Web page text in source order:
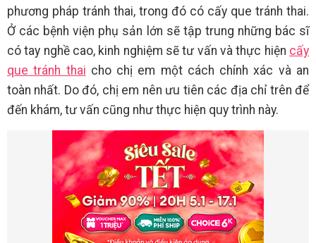
phương pháp tránh thai, trong đó có cấy que tránh thai.
Ở các bệnh viện phụ sản lớn sẽ tập trung những bác sĩ
có tay nghề cao, kinh nghiệm sẽ tư vấn và thực hiện cấy
que tránh thai cho chị em một cách chính xác và an
toàn nhất. Do đó, chị em nên ưu tiên các địa chỉ trên để
đến khám, tư vấn cũng như thực hiện quy trình này.